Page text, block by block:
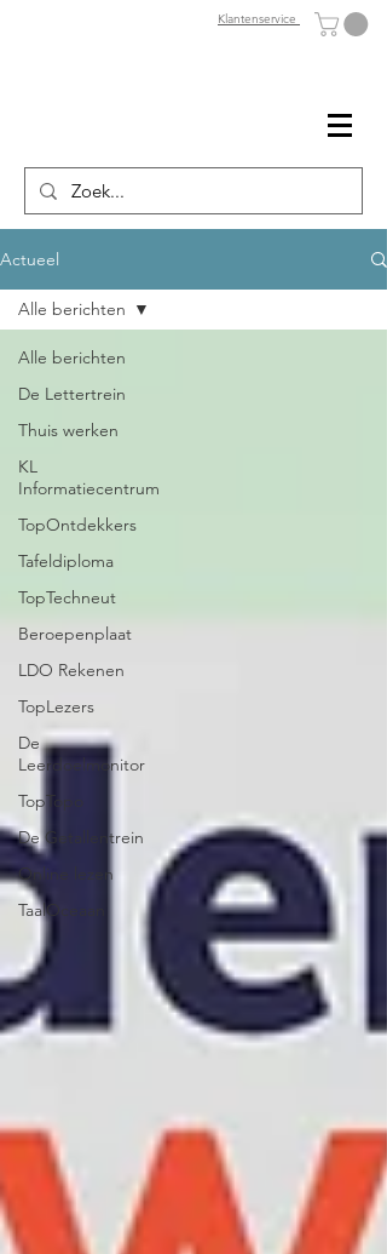
Klantenservice
Actueel
Alle berichten
De Lettertrein
Thuis werken
KL
Informatiecentrum
TopOntdekkers
Tafeldiploma
TopTechneut
Beroepenplaat
LDO Rekenen
TopLezers
De
Leerdoelmonitor
TopTopo
De Getallentrein
Online lezen
TaalOceaan
Alle berichten